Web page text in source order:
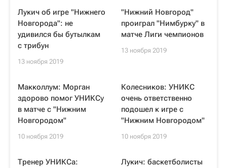
Лукич об игре "Нижнего
Новгорода": не
удивился бы бутылкам
с трибун
13 ноября 2019
"Нижний Новгород"
проиграл "Нимбурку" в
матче Лиги чемпионов
13 ноября 2019
Макколлум: Морган
здорово помог УНИКСу
в матче с "Нижним
Новгородом"
10 ноября 2019
Колесников: УНИКС
очень ответственно
подошел к игре с
"Нижним Новгородом"
10 ноября 2019
Тренер УНИКСа:
Лукич: баскетболисты